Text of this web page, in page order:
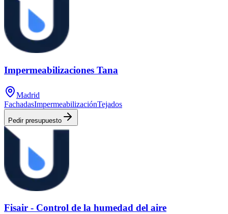
Impermeabilizaciones Tana
Madrid
FachadasImpermeabilizaciónTejados
Pedir presupuesto
Fisair - Control de la humedad del aire